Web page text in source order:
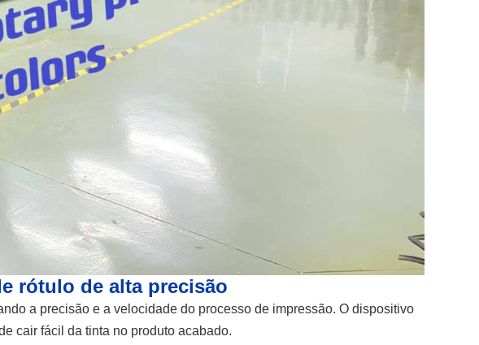
rótulo de alta precisão
a precisão e a velocidade do processo de impressão. O dispositivo
cair fácil da tinta no produto acabado.